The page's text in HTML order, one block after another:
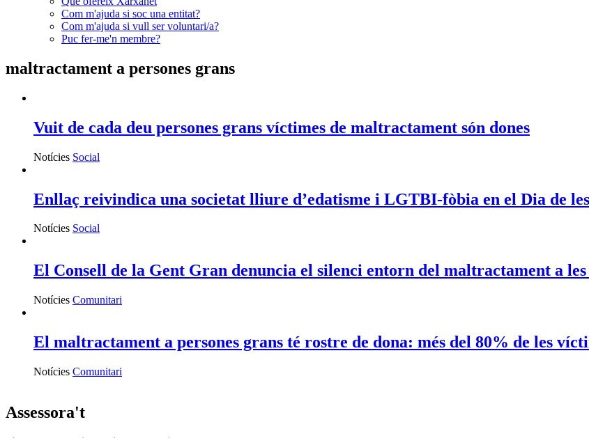
Com m'ajuda si soc una entitat?
Com m'ajuda si vull ser voluntari/a?
Puc fer-me'n membre?
maltractament a persones grans
Vuit de cada deu persones grans víctimes de maltractament són dones
Notícies Social
Enllaç reivindica una societat lliure d’edatisme i LGTBI-fòbia en el Dia de
Notícies Social
El Consell de la Gent Gran denuncia el silenci entorn del maltractament a
Notícies Comunitari
El maltractament a persones grans té rostre de dona: més del 80% de les
Notícies Comunitari
Assessora't